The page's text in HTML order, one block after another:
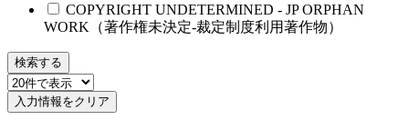
COPYRIGHT UNDETERMINED - JP ORPHAN
WORK（著作権未決定-裁定制度利用著作物）
検索する
入力情報をクリア